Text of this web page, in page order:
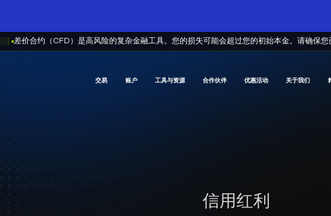
差价合约（CFD）是高风险的复杂金融工具。您的损失可能会超过您的初始本金。请确保
交易 账户 工具与资源 合作伙伴 优惠活动 关于我们
信用红利